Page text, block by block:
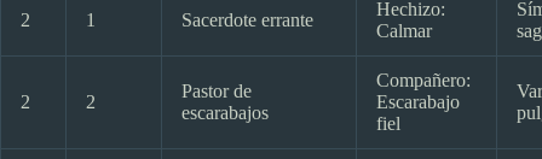
2 1 Sacerdote errante
Hechizo:
Calmar
2 2
Pastor de
escarabajos
Compañero:
Escarabajo
fiel